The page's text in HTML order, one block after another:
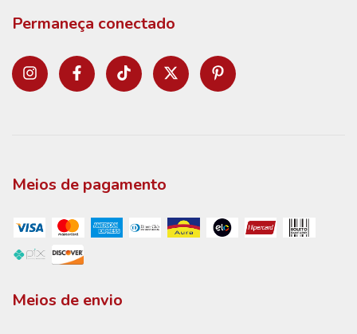
Permaneça conectado
Meios de pagamento
Meios de envio